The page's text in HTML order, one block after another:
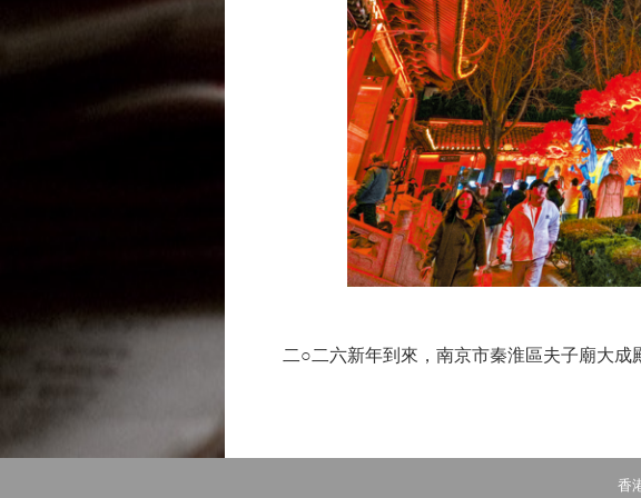
二○二六新年到來，南京市秦淮區夫子廟大成
香